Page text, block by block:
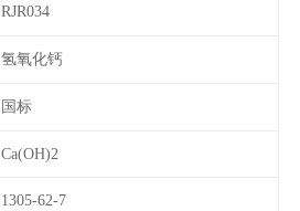
RJR034
氢氧化钙
国标
Ca(OH)2
1305-62-7